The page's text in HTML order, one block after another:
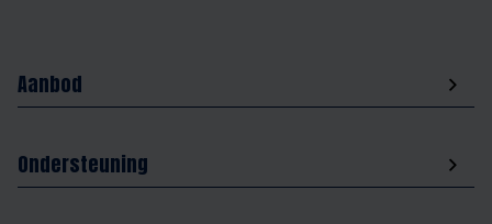
Aanbod
Ondersteuning